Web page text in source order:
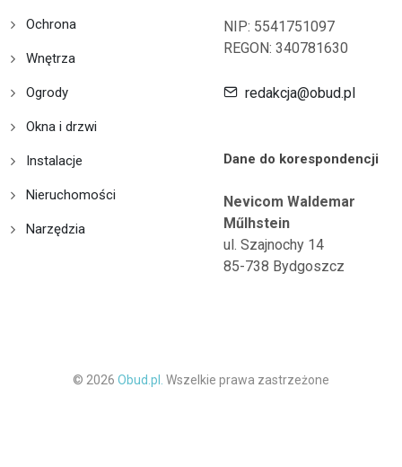
Ochrona
Wnętrza
Ogrody
Okna i drzwi
Instalacje
Nieruchomości
Narzędzia
NIP: 5541751097
REGON: 340781630
redakcja@obud.pl
Dane do korespondencji
Nevicom Waldemar
Műlhstein
ul. Szajnochy 14
85-738 Bydgoszcz
© 2026 Obud.pl. Wszelkie prawa zastrzeżone